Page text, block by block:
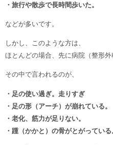
・旅行や散歩で長時間歩いた。
などが多いです。
しかし、このような方は、
ほとんどの場合、先に病院（整形
その中で言われるのが、
・足の使い過ぎ。走りすぎ
・足の形（アーチ）が崩れている。
・老化、筋力が足りない。
・踵（かかと）の骨がとがっている